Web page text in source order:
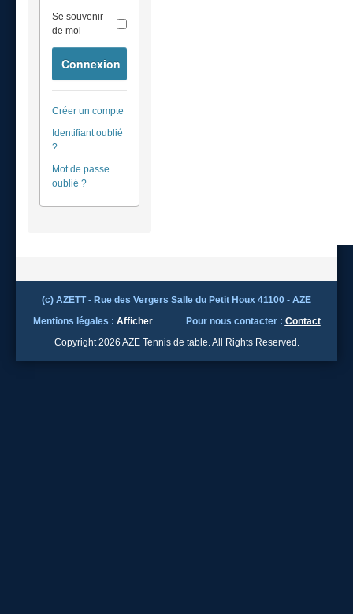
Se souvenir
de moi
Connexion
Créer un compte
Identifiant oublié
?
Mot de passe
oublié ?
(c) AZETT - Rue des Vergers Salle du Petit Houx 41100 - AZE
Mentions légales : Afficher Pour nous contacter : Contact
Copyright 2026 AZE Tennis de table. All Rights Reserved.